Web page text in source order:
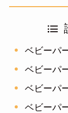
ベビーパ
ベビーパ
ベビーパ
ベビーパ